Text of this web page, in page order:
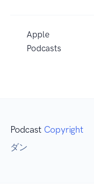
Apple
Podcasts
Podcast Copyright
ダン